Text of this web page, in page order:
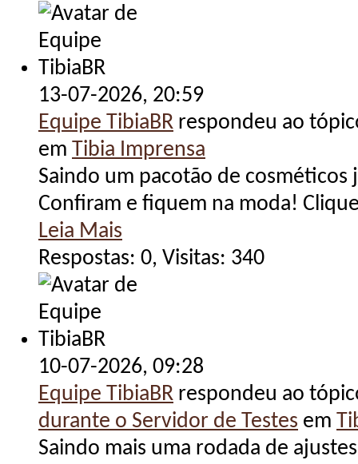
13-07-2026, 20:59
Equipe TibiaBR respondeu ao
em Tibia Imprensa
Saindo um pacotão de
Confiram e fiquem na moda!
Leia Mais
Respostas: 0, Visitas: 340
10-07-2026, 09:28
Equipe TibiaBR respondeu ao
durante o Servidor de Testes em
Saindo mais uma rodada de